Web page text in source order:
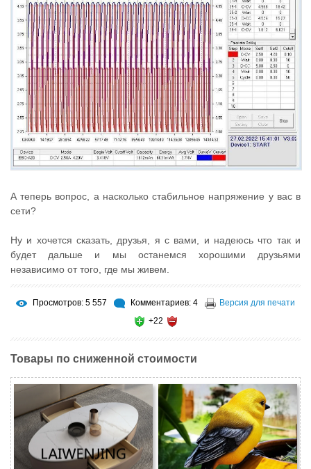
А теперь вопрос, а насколько стабильное напряжение у вас в
сети?
Ну и хочется сказать, друзья, я с вами, и надеюсь что так и
будет дальше и мы останемся хорошими друзьями
независимо от того, где мы живем.
Просмотров: 5 557 Комментариев: 4
Версия для печати
+22
Товары по сниженной стоимости